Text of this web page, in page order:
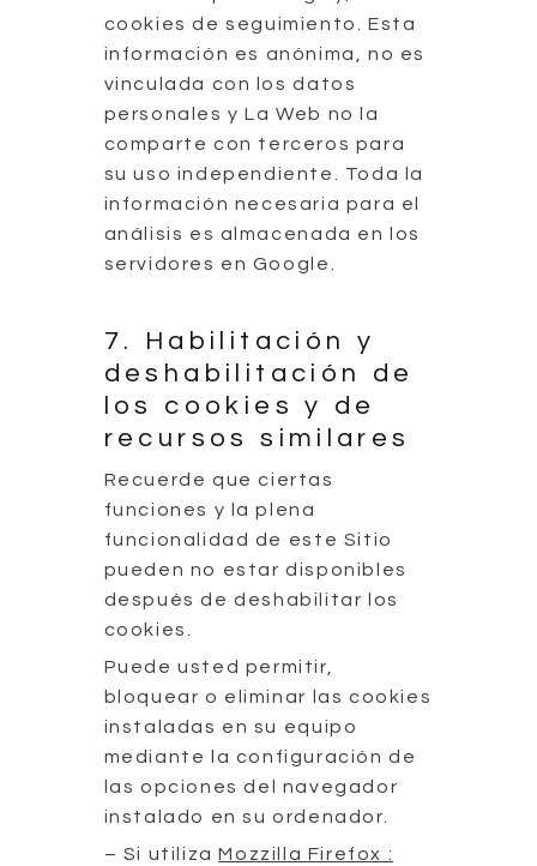
cookies de seguimiento. Esta
información es anónima, no es
vinculada con los datos
personales y La Web no la
comparte con terceros para
su uso independiente. Toda la
información necesaria para el
análisis es almacenada en los
servidores en Google.
7. Habilitación y
deshabilitación de
los cookies y de
recursos similares
Recuerde que ciertas
funciones y la plena
funcionalidad de este Sitio
pueden no estar disponibles
después de deshabilitar los
cookies.
Puede usted permitir,
bloquear o eliminar las cookies
instaladas en su equipo
mediante la configuración de
las opciones del navegador
instalado en su ordenador.
– Si utilizaMozzilla Firefox :